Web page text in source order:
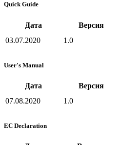
Quick Guide
Дата Версия
03.07.2020
1.0
User's Manual
Дата Версия
07.08.2020
1.0
EC Declaration